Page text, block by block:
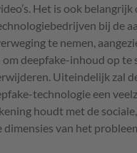
Het is ook belangrijk
bij de
te nemen,
deepfake-inhoud op te
Uiteindelijk zal
technologie een
houdt met de
van het